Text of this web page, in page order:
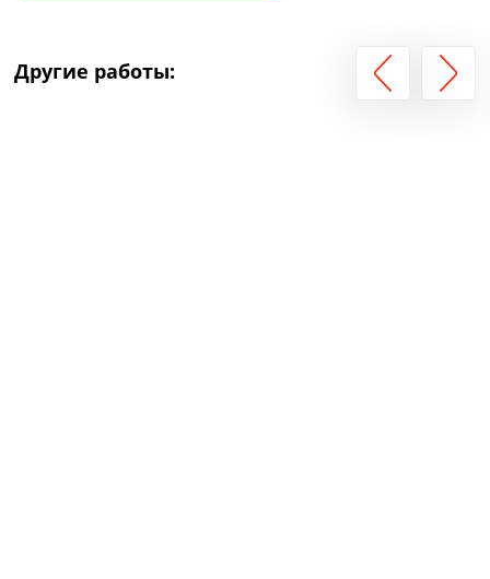
Другие работы: